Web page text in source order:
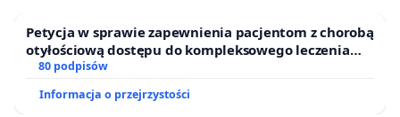
Petycja w sprawie zapewnienia pacjentom z chorobą
otyłościową dostępu do kompleksowego leczenia
oraz programów profilaktycznych.
80 podpisów
Informacja o przejrzystości